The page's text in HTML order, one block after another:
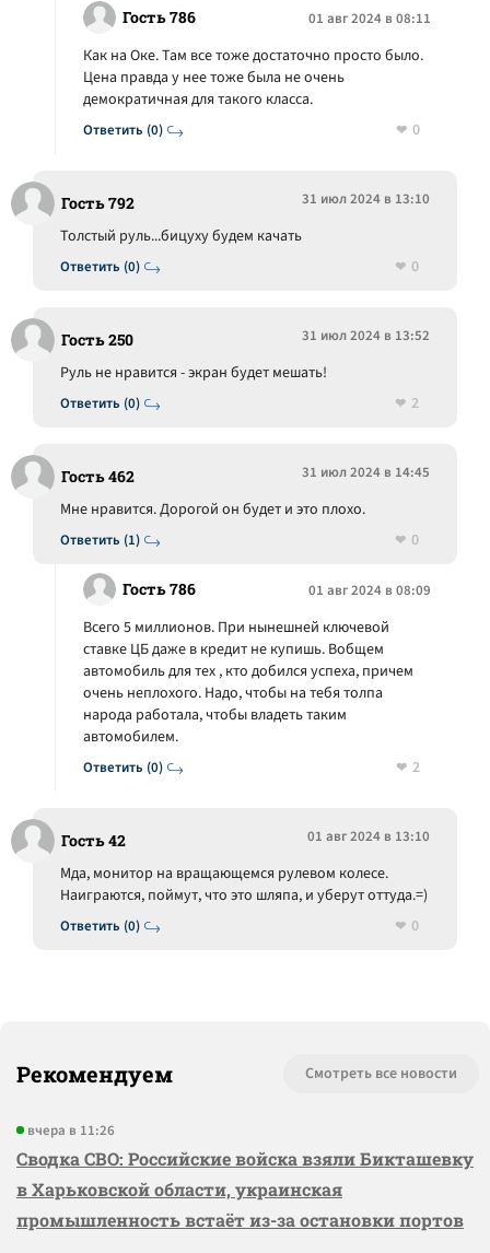
Гость 786 01 авг 2024 в 08:11
Ответить (0)
Как на Оке. Там все тоже достаточно просто было.
Цена правда у нее тоже была не очень
демократичная для такого класса.
0
Гость 792 31 июл 2024 в 13:10
Ответить (0)
Толстый руль...бицуху будем качать
0
Гость 250 31 июл 2024 в 13:52
Ответить (0)
Руль не нравится - экран будет мешать!
2
Гость 462 31 июл 2024 в 14:45
Ответить (1)
Мне нравится. Дорогой он будет и это плохо.
0
Гость 786 01 авг 2024 в 08:09
Ответить (0)
Всего 5 миллионов. При нынешней ключевой
ставке ЦБ даже в кредит не купишь. Вобщем
автомобиль для тех , кто добился успеха, причем
очень неплохого. Надо, чтобы на тебя толпа
народа работала, чтобы владеть таким
автомобилем.
2
Гость 42 01 авг 2024 в 13:10
Ответить (0)
Мда, монитор на вращающемся рулевом колесе.
Наиграются, поймут, что это шляпа, и уберут оттуда.=)
0
Рекомендуем Смотреть все новости
вчера в 11:26
Сводка СВО: Российские войска взяли Бикташевку
в Харьковской области, украинская
промышленность встаёт из-за остановки портов